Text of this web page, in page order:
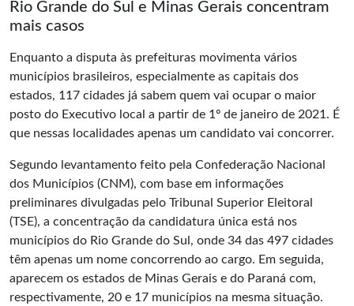
Rio Grande do Sul e Minas Gerais concentram
mais casos
Enquanto a disputa às prefeituras movimenta vários
municípios brasileiros, especialmente as capitais dos
estados, 117 cidades já sabem quem vai ocupar o maior
posto do Executivo local a partir de 1º de janeiro de 2021. É
que nessas localidades apenas um candidato vai concorrer.
Segundo levantamento feito pela Confederação Nacional
dos Municípios (CNM), com base em informações
preliminares divulgadas pelo Tribunal Superior Eleitoral
(TSE), a concentração da candidatura única está nos
municípios do Rio Grande do Sul, onde 34 das 497 cidades
têm apenas um nome concorrendo ao cargo. Em seguida,
aparecem os estados de Minas Gerais e do Paraná com,
respectivamente, 20 e 17 municípios na mesma situação.